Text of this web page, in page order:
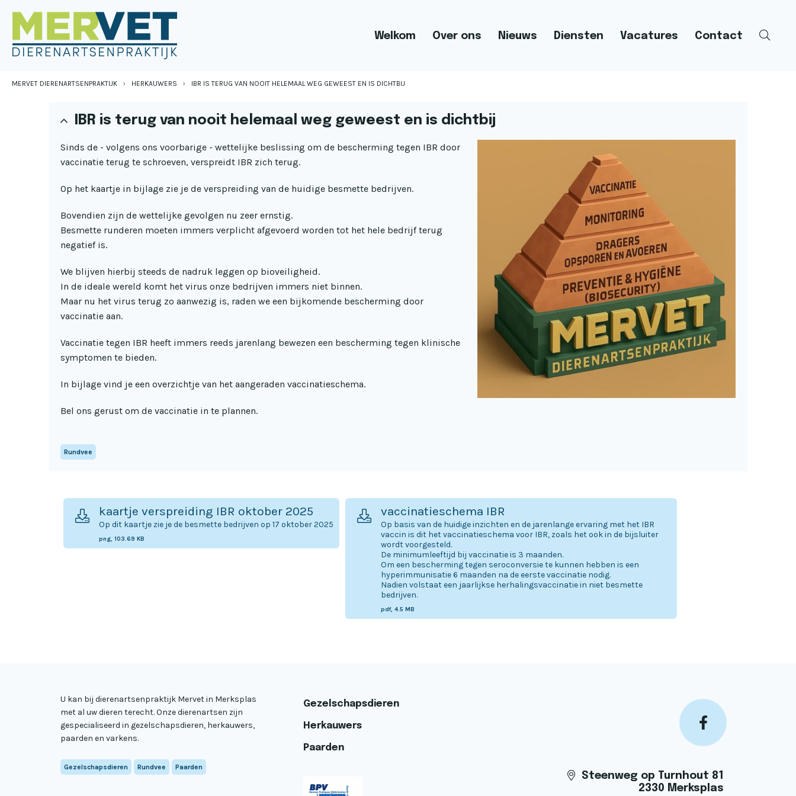
Welkom Over ons Nieuws Diensten Vacatures Contact
MERVET DIERENARTSENPRAKTIJK HERKAUWERS IBR IS TERUG VAN NOOIT HELEMAAL WEG GEWEEST EN IS DICHTBIJ
IBR is terug van nooit helemaal weg geweest en is dichtbij
Sinds de - volgens ons voorbarige - wettelijke beslissing om de bescherming tegen IBR door
vaccinatie terug te schroeven, verspreidt IBR zich terug.
Op het kaartje in bijlage zie je de verspreiding van de huidige besmette bedrijven.
Bovendien zijn de wettelijke gevolgen nu zeer ernstig.
Besmette runderen moeten immers verplicht afgevoerd worden tot het hele bedrijf terug
negatief is.
We blijven hierbij steeds de nadruk leggen op bioveiligheid.
In de ideale wereld komt het virus onze bedrijven immers niet binnen.
Maar nu het virus terug zo aanwezig is, raden we een bijkomende bescherming door
vaccinatie aan.
Vaccinatie tegen IBR heeft immers reeds jarenlang bewezen een bescherming tegen klinische
symptomen te bieden.
In bijlage vind je een overzichtje van het aangeraden vaccinatieschema.
Bel ons gerust om de vaccinatie in te plannen.
Rundvee
kaartje verspreiding IBR oktober 2025
Op dit kaartje zie je de besmette bedrijven op 17 oktober 2025
png, 103.69 KB
vaccinatieschema IBR
Op basis van de huidige inzichten en de jarenlange ervaring met het IBR
vaccin is dit het vaccinatieschema voor IBR, zoals het ook in de bijsluiter
wordt voorgesteld.
De minimumleeftijd bij vaccinatie is 3 maanden.
Om een bescherming tegen seroconversie te kunnen hebben is een
hyperimmunisatie 6 maanden na de eerste vaccinatie nodig.
Nadien volstaat een jaarlijkse herhalingsvaccinatie in niet besmette
bedrijven.
pdf, 4.5 MB
U kan bij dierenartsenpraktijk Mervet in Merksplas
met al uw dieren terecht. Onze dierenartsen zijn
gespecialiseerd in gezelschapsdieren, herkauwers,
paarden en varkens.
Gezelschapsdieren Rundvee Paarden
Gezelschapsdieren
Herkauwers
Paarden
Steenweg op Turnhout 81
2330 Merksplas